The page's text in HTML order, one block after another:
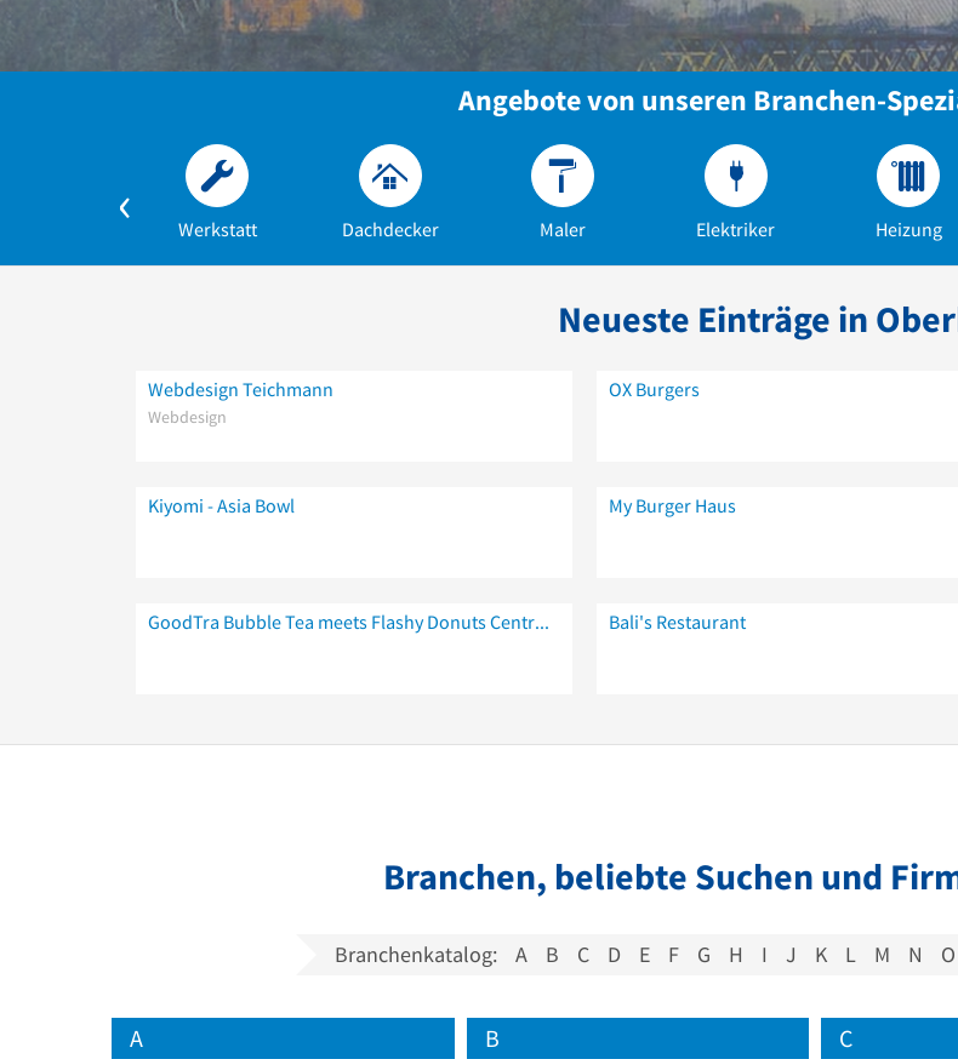
Angebote von unseren Branchen-
Werkstatt Dachdecker Maler Elektriker Heizung
Neueste Einträge in
Webdesign Teichmann
Webdesign
OX Burgers
Kiyomi - Asia Bowl My Burger Haus
GoodTra Bubble Tea meets Flashy Donuts Centro Oberhausen Bali's Restaurant
Branchen, beliebte Suchen und
Branchenkatalog: A B C D E F G H I J K L M N O
A B C